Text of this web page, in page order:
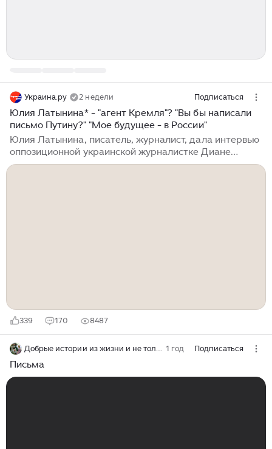
Украина.ру 2 недели Подписаться
Юлия Латынина* - "агент Кремля"? "Вы бы написали
письмо Путину?" "Мое будущее - в России"
Юлия Латынина, писатель, журналист, дала интервью
оппозиционной украинской журналистке Диане
Панченко. Это интервью окончательно закрепило за
339 170 8487
Добрые истории из жизни и не только 1 год Подписаться
Письма